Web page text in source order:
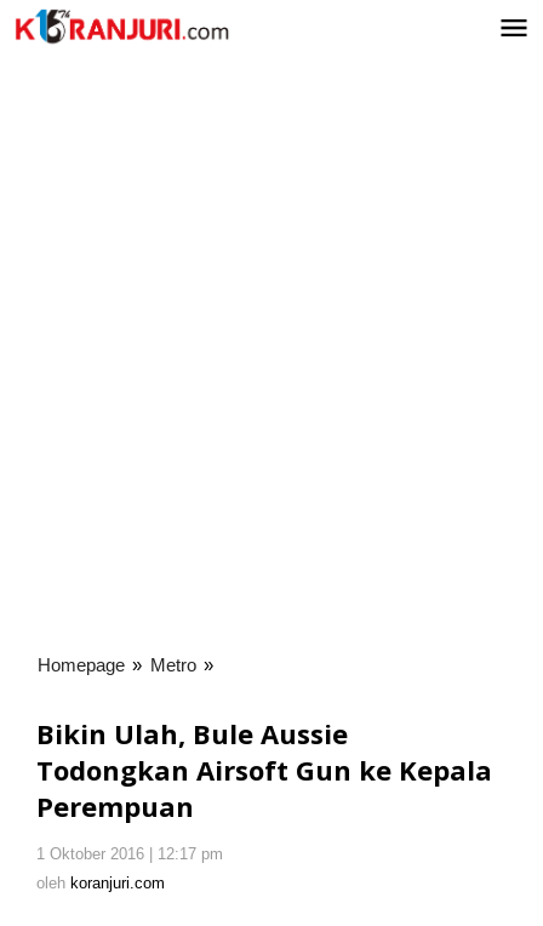
Lewati
ke
Homepage » Metro »
Aussie
Todongkan
ke
Bikin Ulah, Bule Aussie
Todongkan Airsoft Gun ke Kepala
Perempuan
1 Oktober 2016 | 12:17 pm
oleh koranjuri.com